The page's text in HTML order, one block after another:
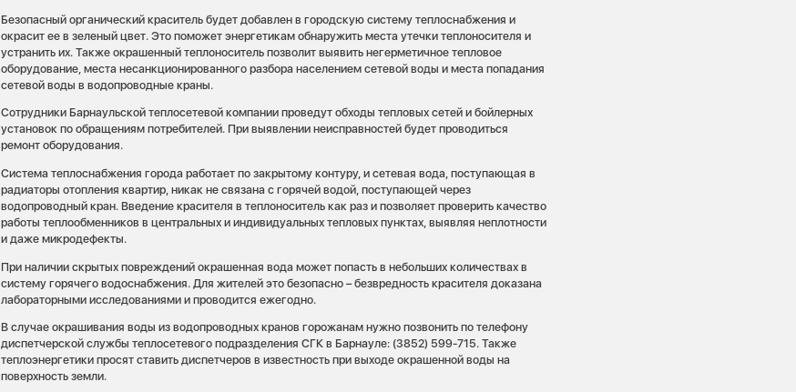
Безопасный органический краситель будет добавлен в городскую систему теплоснабжения и
окрасит ее в зеленый цвет. Это поможет энергетикам обнаружить места утечки теплоносителя и
устранить их. Также окрашенный теплоноситель позволит выявить негерметичное тепловое
оборудование, места несанкционированного разбора населением сетевой воды и места попадания
сетевой воды в водопроводные краны.
Сотрудники Барнаульской теплосетевой компании проведут обходы тепловых сетей и бойлерных
установок по обращениям потребителей. При выявлении неисправностей будет проводиться
ремонт оборудования.
Система теплоснабжения города работает по закрытому контуру, и сетевая вода, поступающая в
радиаторы отопления квартир, никак не связана с горячей водой, поступающей через
водопроводный кран. Введение красителя в теплоноситель как раз и позволяет проверить качество
работы теплообменников в центральных и индивидуальных тепловых пунктах, выявляя неплотности
и даже микродефекты.
При наличии скрытых повреждений окрашенная вода может попасть в небольших количествах в
систему горячего водоснабжения. Для жителей это безопасно – безвредность красителя доказана
лабораторными исследованиями и проводится ежегодно.
В случае окрашивания воды из водопроводных кранов горожанам нужно позвонить по телефону
диспетчерской службы теплосетевого подразделения СГК в Барнауле: (3852) 599-715. Также
теплоэнергетики просят ставить диспетчеров в известность при выходе окрашенной воды на
поверхность земли.